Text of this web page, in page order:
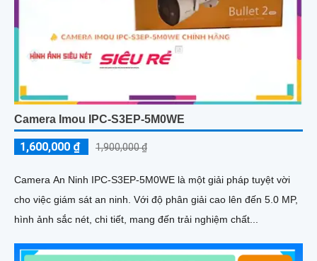
Camera Imou IPC-S3EP-5M0WE
1,600,000 ₫ 1,900,000 ₫
Camera An Ninh IPC-S3EP-5M0WE là một giải pháp tuyệt vời
cho việc giám sát an ninh. Với độ phân giải cao lên đến 5.0 MP,
hình ảnh sắc nét, chi tiết, mang đến trải nghiệm chất...